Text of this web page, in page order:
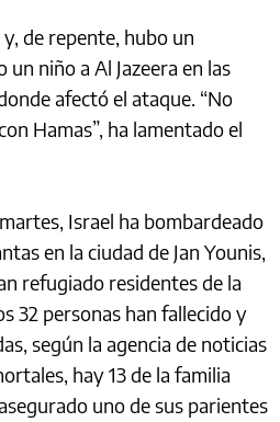
de repente, hubo un
un niño a Al Jazeera en las
afectó el ataque. “No
Hamas”, ha lamentado el
Israel ha bombardeado
en la ciudad de Jan Younis,
refugiado residentes de la
32 personas han fallecido y
según la agencia de noticias
hay 13 de la familia
uno de sus parientes